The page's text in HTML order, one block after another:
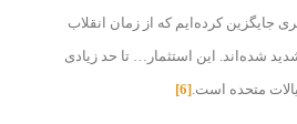
جایگزین کرده‌ایم که از زمان انقلاب
تاچر در دهه ۱۹۸۰ تشدید شده‌اند. این استثمار… تا حد زیادی
متحده است. [6]